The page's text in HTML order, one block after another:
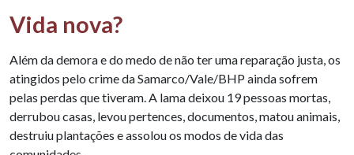
Vida nova?
Além da demora e do medo de não ter uma reparação justa, os
atingidos pelo crime da Samarco/Vale/BHP ainda sofrem
pelas perdas que tiveram. A lama deixou 19 pessoas mortas,
derrubou casas, levou pertences, documentos, matou animais,
destruiu plantações e assolou os modos de vida das